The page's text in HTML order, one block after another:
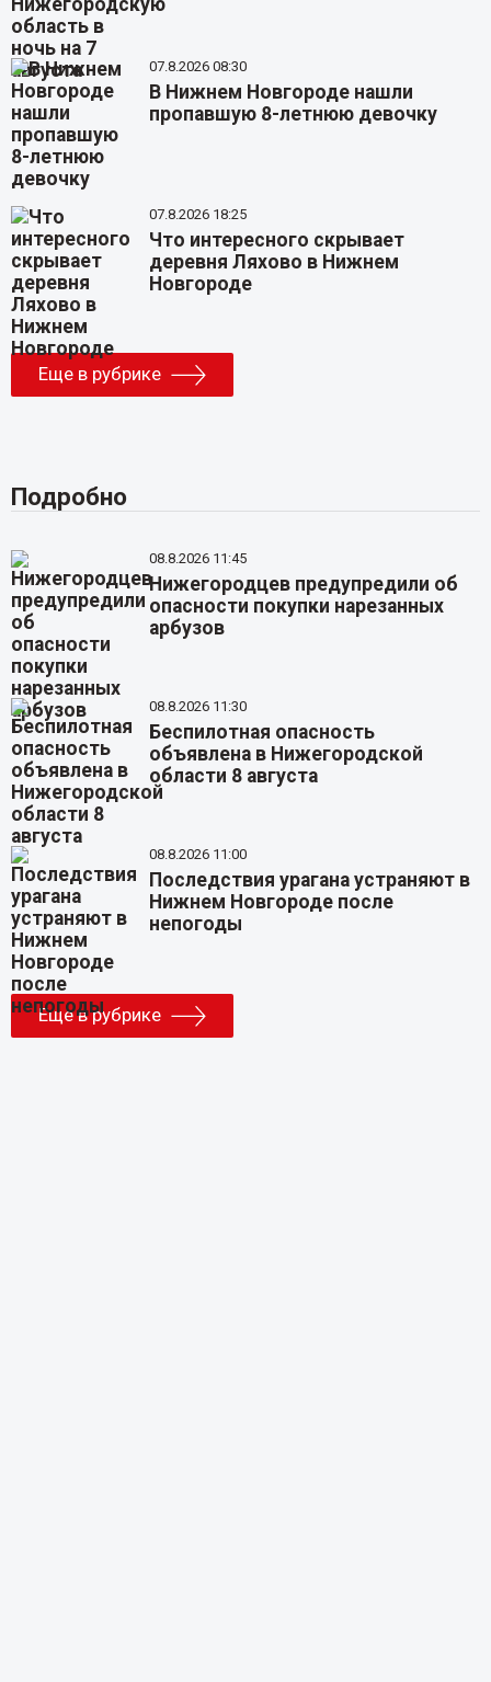
07.8.2026 08:30
В Нижнем Новгороде нашли
пропавшую 8-летнюю девочку
07.8.2026 18:25
Что интересного скрывает
деревня Ляхово в Нижнем
Новгороде
Еще в рубрике
Подробно
08.8.2026 11:45
Нижегородцев предупредили об
опасности покупки нарезанных
арбузов
08.8.2026 11:30
Беспилотная опасность
объявлена в Нижегородской
области 8 августа
08.8.2026 11:00
Последствия урагана устраняют в
Нижнем Новгороде после
непогоды
Еще в рубрике